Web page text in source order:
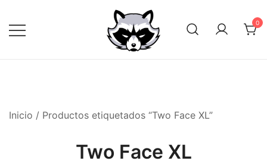
contenido
0
Inicio / Productos etiquetados “Two Face XL”
Two Face XL